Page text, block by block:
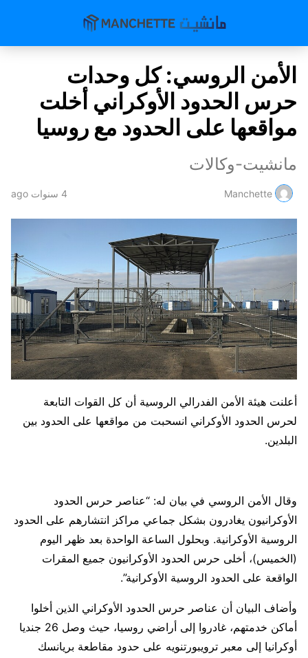
الأمن الروسي: كل وحدات
حرس الحدود الأوكراني أخلت
مواقعها على الحدود مع روسيا
مانشيت-وكالات
Manchette 4 سنوات ago
أعلنت هيئة الأمن الفدرالي الروسية أن كل القوات التابعة
لحرس الحدود الأوكراني انسحبت من مواقعها على الحدود بين
البلدين.
وقال الأمن الروسي في بيان له: “عناصر حرس الحدود
الأوكرانيون يغادرون بشكل جماعي مراكز انتشارهم على الحدود
الروسية الأوكرانية. وبحلول الساعة الواحدة بعد ظهر اليوم
(الخميس)، أخلى حرس الحدود الأوكرانيون جميع المقرات
الواقعة على الحدود الروسية الأوكرانية”.
وأضاف البيان أن عناصر حرس الحدود الأوكراني الذين أخلوا
أماكن خدمتهم، غادروا إلى أراضي روسيا، حيث وصل 26 جنديا
أوكرانيا إلى معبر ترويبورتنويه على حدود مقاطعة بريانسك